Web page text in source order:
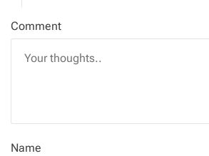
Comment
Name